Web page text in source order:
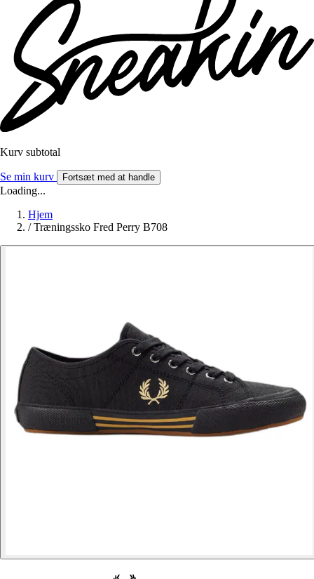
Kurv subtotal
Se min kurv Fortsæt med at handle
Loading...
Hjem
/ Træningssko Fred Perry B708